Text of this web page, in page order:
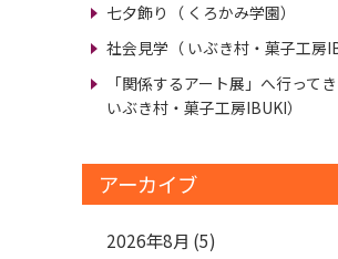
七夕飾り
（ くろかみ学園）
社会見学 （ いぶき村・菓子工房
「関係するアート展」へ行って
いぶき村・菓子工房IBUKI）
アーカイブ
2026年8月 (5)